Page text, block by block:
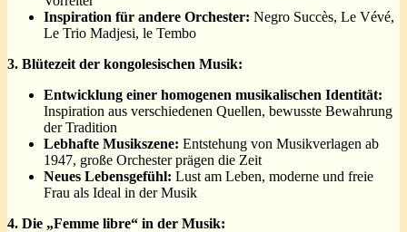
Inspiration für andere Orchester: Negro Succès, Le Vévé,
Le Trio Madjesi, le Tembo
3. Blütezeit der kongolesischen Musik:
Entwicklung einer homogenen musikalischen Identität:
Inspiration aus verschiedenen Quellen, bewusste Bewahrung
der Tradition
Lebhafte Musikszene: Entstehung von Musikverlagen ab
1947, große Orchester prägen die Zeit
Neues Lebensgefühl: Lust am Leben, moderne und freie
Frau als Ideal in der Musik
4. Die „Femme libre“ in der Musik: